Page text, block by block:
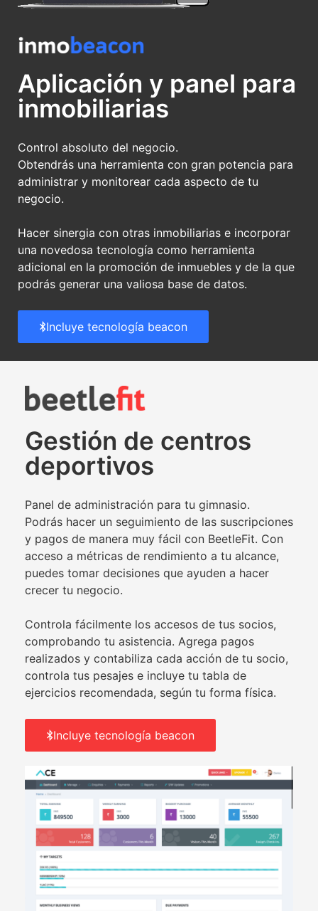
Aplicación y panel para
inmobiliarias
Control absoluto del negocio.
Obtendrás una herramienta con gran potencia para
administrar y monitorear cada aspecto de tu
negocio.
Hacer sinergia con otras inmobiliarias e incorporar
una novedosa tecnología como herramienta
adicional en la promoción de inmuebles y de la que
podrás generar una valiosa base de datos.
Incluye tecnología beacon
Gestión de centros
deportivos
Panel de administración para tu gimnasio.
Podrás hacer un seguimiento de las suscripciones
y pagos de manera muy fácil con BeetleFit. Con
acceso a métricas de rendimiento a tu alcance,
puedes tomar decisiones que ayuden a hacer
crecer tu negocio.
Controla fácilmente los accesos de tus socios,
comprobando tu asistencia. Agrega pagos
realizados y contabiliza cada acción de tu socio,
controla tus pesajes e incluye tu tabla de
ejercicios recomendada, según tu forma física.
Incluye tecnología beacon